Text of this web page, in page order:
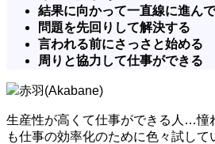
結果に向かって一直線に進んで
問題を先回りして解決する
言われる前にさっさと始める
周りと協力して仕事ができる
赤羽(Akabane)
生産性が高くて仕事ができる人…憧
も仕事の効率化のために色々試し